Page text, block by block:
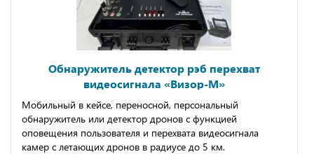
Обнаружитель детектор рэб перехват
видеосигнала «Визор-М»
Мобильный в кейсе, переносной, персональный
обнаружитель или детектор дронов с функцией
оповещения пользователя и перехвата видеосигнала
камер с летающих дронов в радиусе до 5 км.